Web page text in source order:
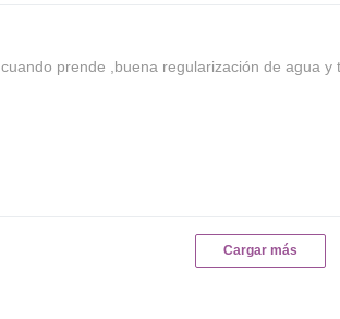
prende ,buena regularización de agua y
Cargar más